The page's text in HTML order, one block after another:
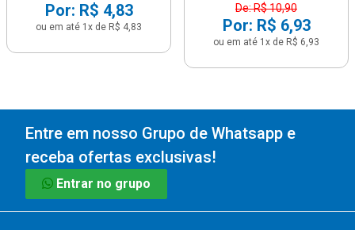
Por: R$ 4,83
ou em até 1x de R$ 4,83
De: R$ 10,90
Por: R$ 6,93
ou em até 1x de R$ 6,93
Entre em nosso Grupo de Whatsapp e
receba ofertas exclusivas!
Entrar no grupo